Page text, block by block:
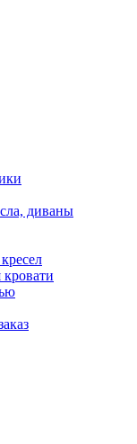
диваны